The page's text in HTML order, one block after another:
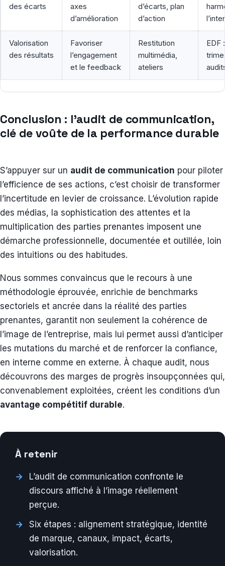
des écarts
axes
d’amélioration
d’écarts, plan
d’action
Valorisation
des résultats
Favoriser
l’engagement
et le feedback
Restitution
multimédia,
ateliers
EDF
Conclusion : l’audit de communication,
clé de voûte de la performance durable
S’appuyer sur un audit de communication pour piloter
l’efficience de ses actions, c’est choisir de transformer
l’incertitude en levier de croissance. L’évolution rapide
des médias, la sophistication des attentes et la
multiplication des parties prenantes imposent une
démarche professionnelle, documentée et outillée, loin
des intuitions ou des habitudes.
Nous sommes convaincus que le recours à une
méthodologie éprouvée, enrichie de benchmarks
sectoriels et ancrée dans la réalité des parties
prenantes, garantit non seulement la cohérence de
l’image de l’entreprise, mais lui permet aussi d’anticiper
les mutations du marché et de renforcer la confiance,
en interne comme en externe. À chaque audit, nous
découvrons des marges de progrès insoupçonnées qui,
convenablement exploitées, créent les conditions d’un
avantage compétitif durable.
À retenir
L’audit de communication confronte le
discours affiché à l’image réellement
perçue.
Six étapes : alignement stratégique, identité
de marque, canaux, impact, écarts,
valorisation.